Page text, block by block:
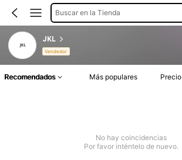
Buscar en la Tienda
JKL
Vendedor
Recomendados Más populares Precio
No hay coincidencias
Por favor inténtelo de nuevo.